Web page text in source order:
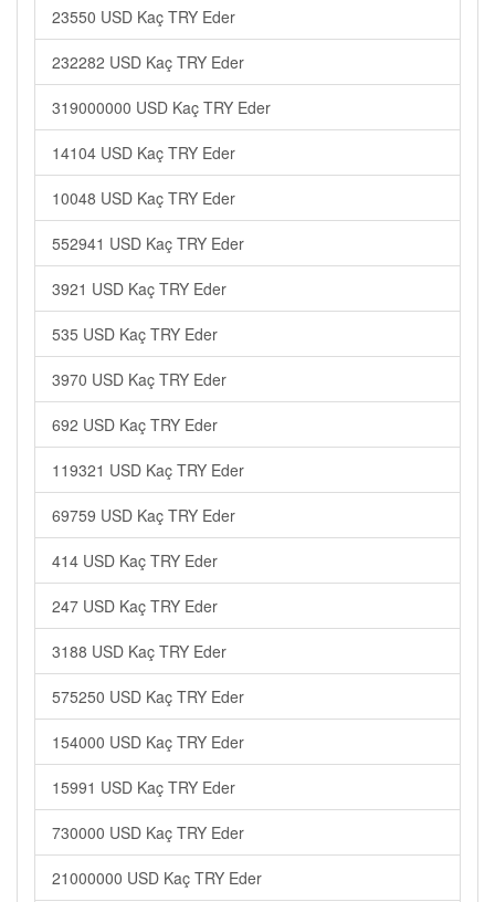
23550 USD Kaç TRY Eder
232282 USD Kaç TRY Eder
319000000 USD Kaç TRY Eder
14104 USD Kaç TRY Eder
10048 USD Kaç TRY Eder
552941 USD Kaç TRY Eder
3921 USD Kaç TRY Eder
535 USD Kaç TRY Eder
3970 USD Kaç TRY Eder
692 USD Kaç TRY Eder
119321 USD Kaç TRY Eder
69759 USD Kaç TRY Eder
414 USD Kaç TRY Eder
247 USD Kaç TRY Eder
3188 USD Kaç TRY Eder
575250 USD Kaç TRY Eder
154000 USD Kaç TRY Eder
15991 USD Kaç TRY Eder
730000 USD Kaç TRY Eder
21000000 USD Kaç TRY Eder